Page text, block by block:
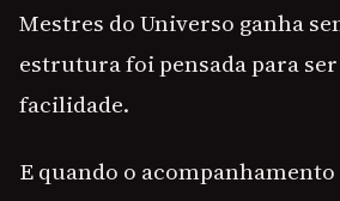
Mestres do Universo ganha
estrutura foi pensada para
facilidade.
E quando o acompanhamento